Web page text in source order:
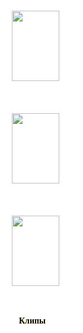
Клипы